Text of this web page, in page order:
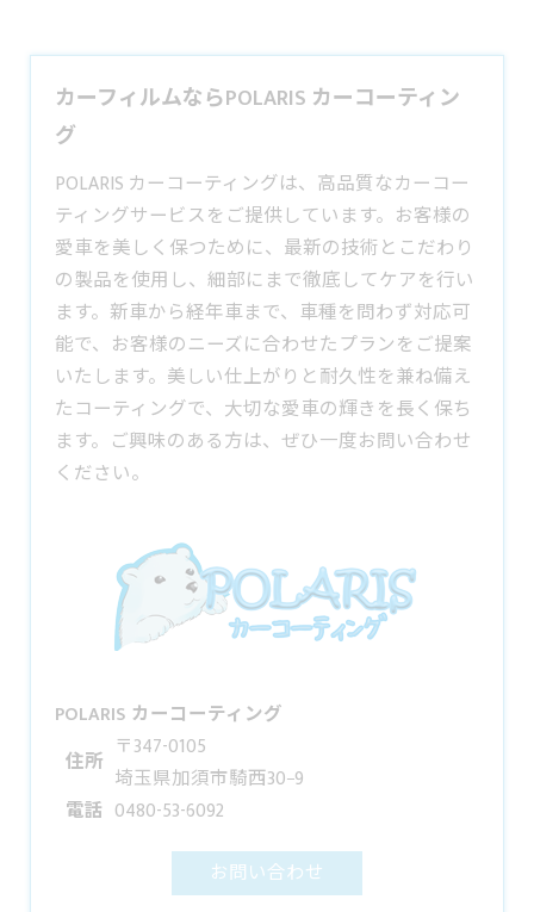
カーフィルムならPOLARIS カーコーティン
グ
POLARIS カーコーティングは、高品質なカーコー
ティングサービスをご提供しています。お客様の
愛車を美しく保つために、最新の技術とこだわり
の製品を使用し、細部にまで徹底してケアを行い
ます。新車から経年車まで、車種を問わず対応可
能で、お客様のニーズに合わせたプランをご提案
いたします。美しい仕上がりと耐久性を兼ね備え
たコーティングで、大切な愛車の輝きを長く保ち
ます。ご興味のある方は、ぜひ一度お問い合わせ
ください。
POLARIS カーコーティング
住所 〒347-0105
埼玉県加須市騎西30−9
電話 0480-53-6092
お問い合わせ